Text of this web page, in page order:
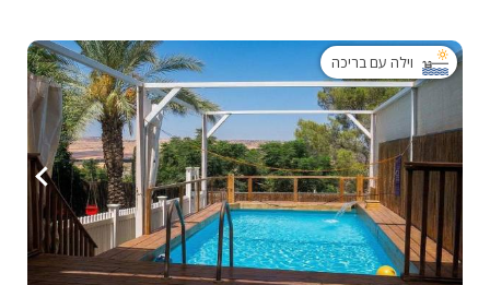
וילה עם בריכה